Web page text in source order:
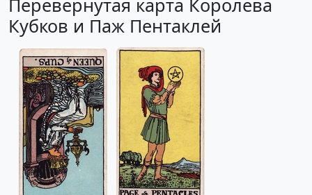
Перевернутая карта Королева
Кубков и Паж Пентаклей